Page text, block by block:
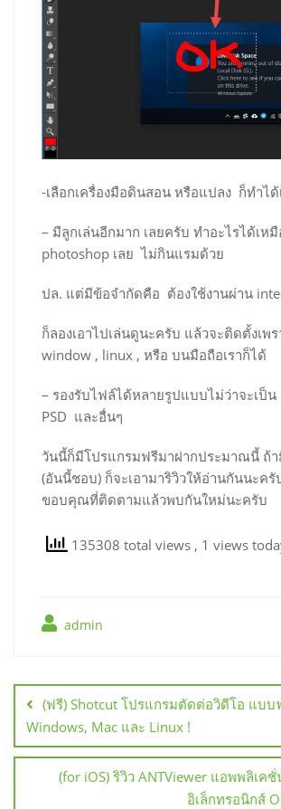
-เลือกเครื่องมือดินสอน หรือแปลง ก็ทำไ
– มีลูกเล่นอีกมาก เลยครับ ทำอะไรได้เห
photoshop เลย ไม่กินแรมด้วย
ปล. แต่มีข้อจำกัดคือ ต้องใช้งานผ่าน
ก็ลองเอาไปเล่นดูนะครับ แล้วจะติดตั้งเพ
window , linux , หรือ บนมือถือเราก็ได้
– รองรับไฟล์ได้หลายรูปแบบไม่ว่าจะเป็น
PSD และอื่นๆ
วันนี้ก็มีโปรแกรมฟรีมาฝากประมาณนี้ ถ้า
(อันนี้ชอบ) ก็จะเอามาริวิวให้อ่านกันนะครั
ขอบคุณที่ติดตามแล้วพบกันใหม่นะครับ
135308 total views , 1 views
admin
เรื่อง(ฟรี) Shotcut โปรแกรมตัดต่อวิดีโอ แบบ
Windows, Mac และ Linux !
(for iOS) ริวิว ANTViewer แอพพลิเค
อิเล็กทรอนิกส์